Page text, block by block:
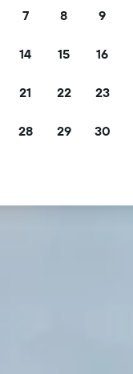
7 8 9
14 15 16
21 22 23
28 29 30